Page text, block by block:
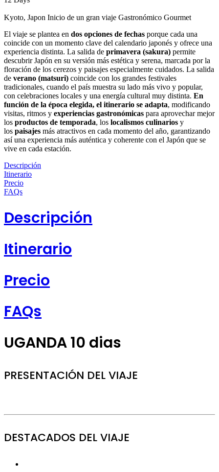
Kyoto, Japon Inicio de un gran viaje Gastronómico Gourmet
El viaje se plantea en dos opciones de fechas porque cada una
coincide con un momento clave del calendario japonés y ofrece una
experiencia distinta. La salida de primavera (sakura) permite
descubrir Japón en su versión más estética y serena, marcada por la
floración de los cerezos y paisajes especialmente cuidados. La salida
de verano (matsuri) coincide con los grandes festivales
tradicionales, cuando el país muestra su lado más vivo y popular,
con celebraciones locales y una energía cultural muy distinta. En
función de la época elegida, el itinerario se adapta, modificando
visitas, ritmos y experiencias gastronómicas para aprovechar mejor
los productos de temporada, los localismos culinarios y
los paisajes más atractivos en cada momento del año, garantizando
así una experiencia más auténtica y coherente con el Japón que se
vive en cada estación.
Descripción
Itinerario
Precio
FAQs
Descripción
Itinerario
Precio
FAQs
UGANDA 10 dias
PRESENTACIÓN DEL VIAJE
DESTACADOS DEL VIAJE